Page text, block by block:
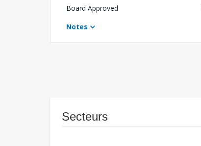
Board Approved
Notes
Secteurs